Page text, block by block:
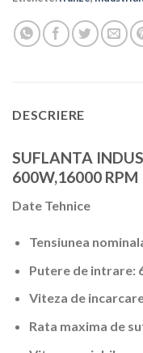
DESCRIERE
SUFLANTA
600W,16000 RPM
Date Tehnice
Tensiunea
Putere de intrare:
Viteza de
Rata maxima de